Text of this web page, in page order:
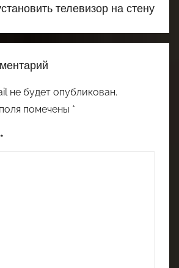
телевизор на стену
не будет опубликован.
помечены *
*